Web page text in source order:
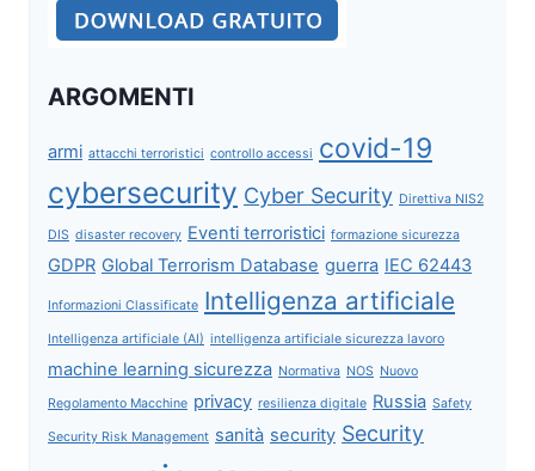
ARGOMENTI
armi attacchi terroristici controllo accessi covid-19
cybersecurity Cyber Security Direttiva NIS2
DIS disaster recovery Eventi terroristici formazione sicurezza
GDPR Global Terrorism Database guerra IEC 62443
Informazioni Classificate Intelligenza artificiale
Intelligenza artificiale (AI) intelligenza artificiale sicurezza lavoro
machine learning sicurezza Normativa NOS Nuovo
Regolamento Macchine privacy resilienza digitale Russia Safety
Security Risk Management sanità security Security